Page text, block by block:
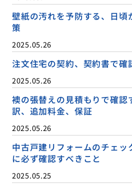
壁紙の汚れを予防する、日頃
策
2025.05.26
注文住宅の契約、契約書で確
2025.05.26
襖の張替えの見積もりで確認
訳、追加料金、保証
2025.05.26
中古戸建リフォームのチェッ
に必ず確認すべきこと
2025.05.25